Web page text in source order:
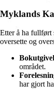
Myklands
Etter å ha fullført
oversette og
området.
har gjort